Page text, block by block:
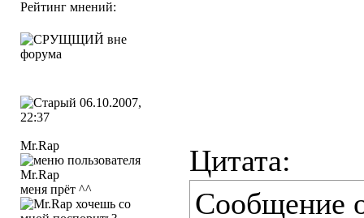
Рейтинг мнений:
06.10.2007,
22:37
Mr.Rap
меня прёт ^^
Цитата:
Сообщение